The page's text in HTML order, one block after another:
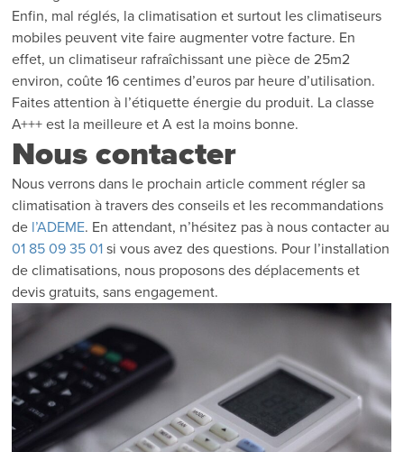
Enfin, mal réglés, la climatisation et surtout les climatiseurs
mobiles peuvent vite faire augmenter votre facture. En
effet, un climatiseur rafraîchissant une pièce de 25m2
environ, coûte 16 centimes d’euros par heure d’utilisation.
Faites attention à l’étiquette énergie du produit. La classe
A+++ est la meilleure et A est la moins bonne.
Nous contacter
Nous verrons dans le prochain article comment régler sa
climatisation à travers des conseils et les recommandations
de l’ADEME. En attendant, n’hésitez pas à nous contacter au
01 85 09 35 01 si vous avez des questions. Pour l’installation
de climatisations, nous proposons des déplacements et
devis gratuits, sans engagement.